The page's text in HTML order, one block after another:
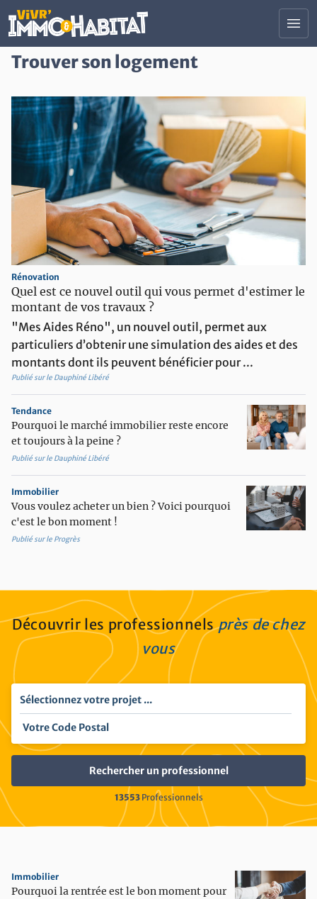
Contenu principal
menu
Tous nos salons
Actualités Immobilier et Habitat
Devenir Exposant
Nous contacter
Votre projet :
Construire ou rénover son logement
search Trouver son logement
savings Faire des économies d'énergie
account_balance Investir ou financer ses projets
potted_plant Aménager son extérieur
contact_support Etre conseillé
imagesearch_roller Equiper et décorer son intérieur
Trouver son logement
Rénovation
Quel est ce nouvel outil qui vous permet d'estimer le
montant de vos travaux ?
"Mes Aides Réno", un nouvel outil, permet aux
particuliers d’obtenir une simulation des aides et des
montants dont ils peuvent bénéficier pour ...
Publié sur le Dauphiné Libéré
Tendance
Pourquoi le marché immobilier reste encore
et toujours à la peine ?
Publié sur le Dauphiné Libéré
Immobilier
Vous voulez acheter un bien ? Voici pourquoi
c'est le bon moment !
Publié sur le Progrès
Découvrir les professionnelsprès de chez
vous
Sélectionnez votre projet ...
13553Professionnels
Immobilier
Pourquoi la rentrée est le bon moment pour